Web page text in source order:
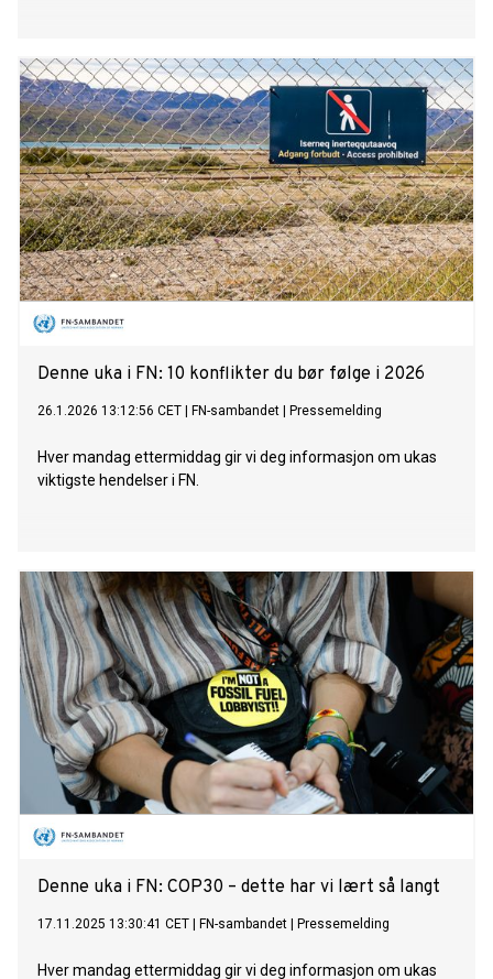
Denne uka i FN: 10 konflikter du bør følge i 2026
26.1.2026 13:12:56 CET FN-sambandet Pressemelding
Hver mandag ettermiddag gir vi deg informasjon om ukas
viktigste hendelser i FN.
Denne uka i FN: COP30 – dette har vi lært så langt
17.11.2025 13:30:41 CET FN-sambandet Pressemelding
Hver mandag ettermiddag gir vi deg informasjon om ukas